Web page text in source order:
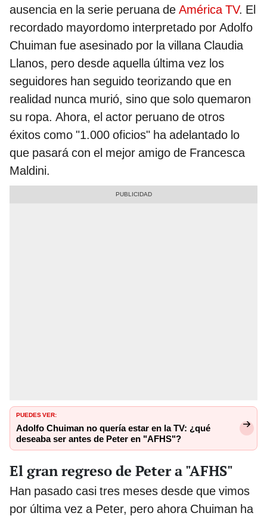
ausencia en la serie peruana de América TV. El
recordado mayordomo interpretado por Adolfo
Chuiman fue asesinado por la villana Claudia
Llanos, pero desde aquella última vez los
seguidores han seguido teorizando que en
realidad nunca murió, sino que solo quemaron
su ropa. Ahora, el actor peruano de otros
éxitos como "1.000 oficios" ha adelantado lo
que pasará con el mejor amigo de Francesca
Maldini.
PUEDES VER:
Adolfo Chuiman no quería estar en la TV: ¿qué
deseaba ser antes de Peter en "AFHS"?
El gran regreso de Peter a "AFHS"
Han pasado casi tres meses desde que vimos
por última vez a Peter, pero ahora Chuiman ha